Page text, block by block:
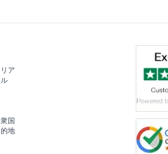
ア
国
地